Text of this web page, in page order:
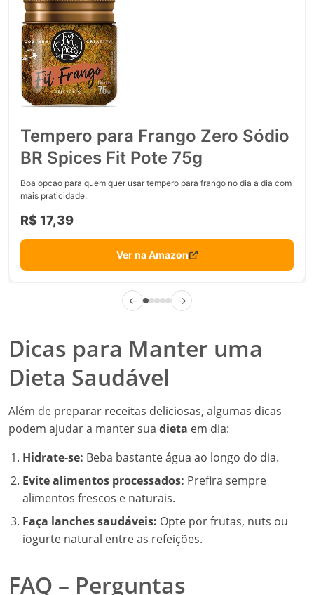
Tempero para Frango Zero Sódio
BR Spices Fit Pote 75g
Boa opcao para quem quer usar tempero para frango no dia a dia com
mais praticidade.
R$ 17,39
Ver na Amazon
← →
Dicas para Manter uma
Dieta Saudável
Além de preparar receitas deliciosas, algumas dicas
podem ajudar a manter sua dieta em dia:
Hidrate-se: Beba bastante água ao longo do dia.
Evite alimentos processados: Prefira sempre
alimentos frescos e naturais.
Faça lanches saudáveis: Opte por frutas, nuts ou
iogurte natural entre as refeições.
FAQ – Perguntas